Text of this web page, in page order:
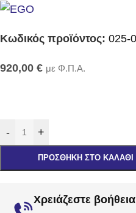
Κωδικός προϊόντος: 025-
920,00 € με Φ.Π.Α.
- +
ΠΡΟΣΘΉΚΗ ΣΤΟ ΚΑΛΆΘΙ
Χρειάζεστε